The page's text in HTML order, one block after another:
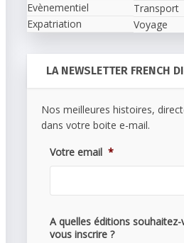
Evènementiel
Expatriation
Transport
Voyage
LA NEWSLETTER FRENCH
Nos meilleures histoires,
dans votre boite e-mail.
Votre email *
A quelles éditions souhaitez-
vous inscrire ?